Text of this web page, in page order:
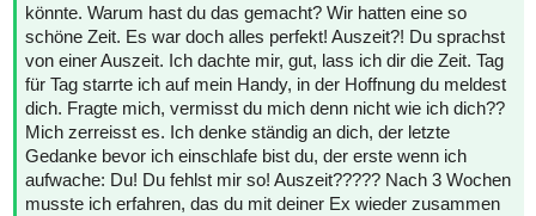
könnte. Warum hast du das gemacht? Wir hatten eine so
schöne Zeit. Es war doch alles perfekt! Auszeit?! Du sprachst
von einer Auszeit. Ich dachte mir, gut, lass ich dir die Zeit. Tag
für Tag starrte ich auf mein Handy, in der Hoffnung du meldest
dich. Fragte mich, vermisst du mich denn nicht wie ich dich??
Mich zerreisst es. Ich denke ständig an dich, der letzte
Gedanke bevor ich einschlafe bist du, der erste wenn ich
aufwache: Du! Du fehlst mir so! Auszeit????? Nach 3 Wochen
musste ich erfahren, das du mit deiner Ex wieder zusammen